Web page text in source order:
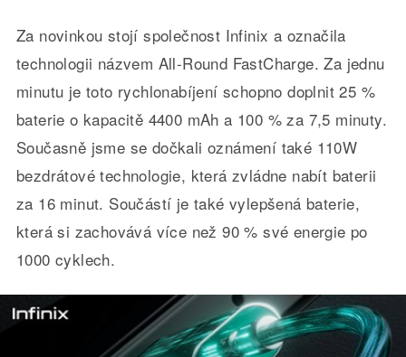
Za novinkou stojí společnost Infinix a označila
technologii názvem All-Round FastCharge. Za jednu
minutu je toto rychlonabíjení schopno doplnit 25 %
baterie o kapacitě 4400 mAh a 100 % za 7,5 minuty.
Současně jsme se dočkali oznámení také 110W
bezdrátové technologie, která zvládne nabít baterii
za 16 minut. Součástí je také vylepšená baterie,
která si zachovává více než 90 % své energie po
1000 cyklech.